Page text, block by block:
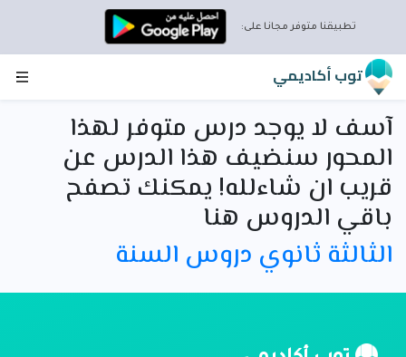
تطبيقنا متوفر مجانا على:
توب أكاديمي
آسف لا يوجد درس متوفر لهذا
المحور سنضيف هذا الدرس عن
قريب ان شاءلله! يمكنك تصفح
باقي الدروس هنا
الثالثة ثانوي دروس السنة